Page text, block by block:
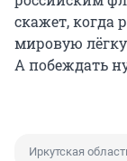
скажет, когда
мировую
А побеждать
Иркутская